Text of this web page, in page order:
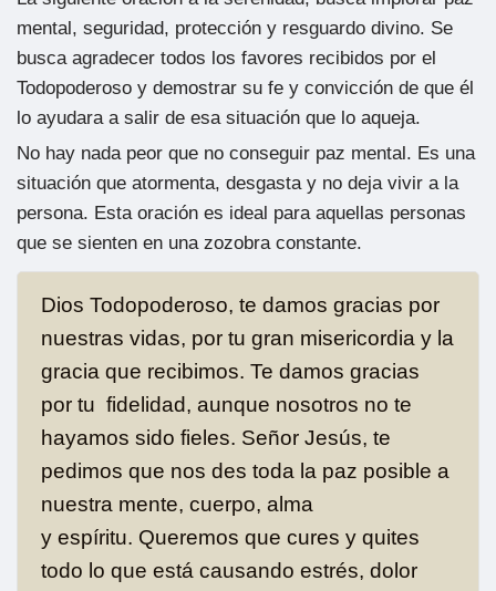
mental, seguridad, protección y resguardo divino. Se
busca agradecer todos los favores recibidos por el
Todopoderoso y demostrar su fe y convicción de que él
lo ayudara a salir de esa situación que lo aqueja.
No hay nada peor que no conseguir paz mental. Es una
situación que atormenta, desgasta y no deja vivir a la
persona. Esta oración es ideal para aquellas personas
que se sienten en una zozobra constante.
Dios Todopoderoso, te damos gracias por
nuestras vidas, por tu gran misericordia y la
gracia que recibimos. Te damos gracias
por tu fidelidad, aunque nosotros no te
hayamos sido fieles. Señor Jesús, te
pedimos que nos des toda la paz posible a
nuestra mente, cuerpo, alma
y espíritu. Queremos que cures y quites
todo lo que está causando estrés, dolor